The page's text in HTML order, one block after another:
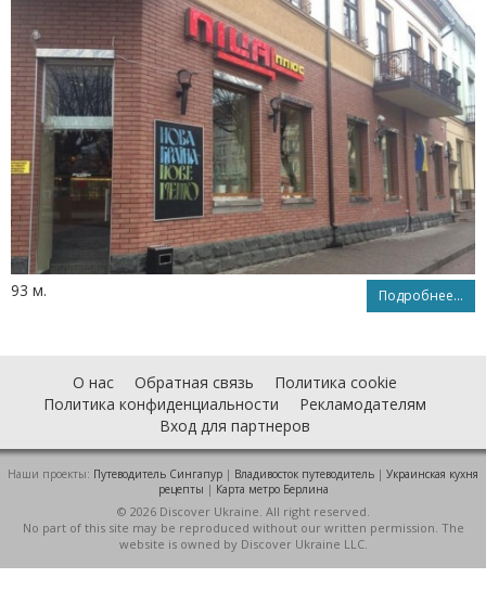
93 м. Подробнее...
О нас Обратная связь
Политика cookie
Политика конфиденциальности
Рекламодателям
Вход для партнеров
Наши проекты: Путеводитель Сингапур | Владивосток путеводитель | Украинская кухня
рецепты | Карта метро Берлина
© 2026 Discover Ukraine. All right reserved.
No part of this site may be reproduced without our written permission. The
website is owned by Discover Ukraine LLC.